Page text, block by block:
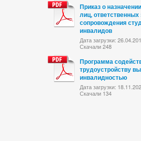
Приказ о
лиц, ответственных
сопровождения
инвалидов
Дата загрузки:
Скачали 248
Программа
трудоустройству
инвалидностью
Дата загрузки:
Скачали 134